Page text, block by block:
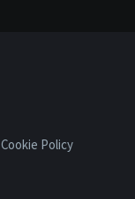
Cookie Policy